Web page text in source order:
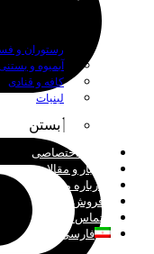
رستوران و
آبمیوه و
کافه و قنادی
لبنیات
بستن
چاپ اختصاصی
اخبار و مقالات
درباره ما
فروش عمده
تماس با ما
فارسی